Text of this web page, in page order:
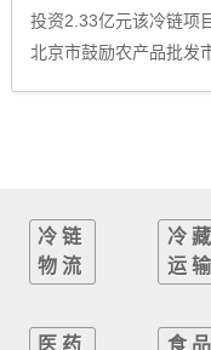
投资2.33亿元该冷链项
北京市鼓励农产品批发
冷链
物流
冷藏
运输
医药 食品